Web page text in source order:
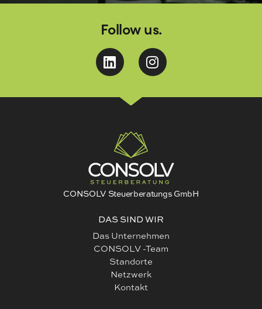
Follow us.
CONSOLV Steuerberatungs GmbH
DAS SIND WIR
Das Unternehmen
CONSOLV -Team
Standorte
Netzwerk
Kontakt